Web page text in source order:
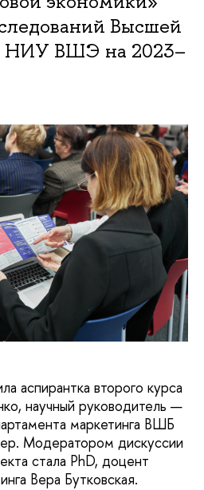
Высшей
НИУ ВШЭ на 2023–
аспирантка второго курса
научный руководитель —
маркетинга ВШБ
Модератором дискуссии
стала PhD, доцент
Вера Бутковская.